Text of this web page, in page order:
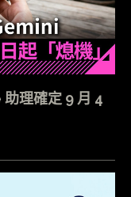
理確定 9 月 4